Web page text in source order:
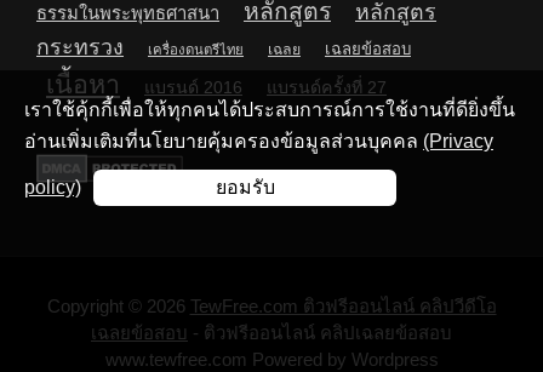
ธรรมในพระพุทธศาสนา
หลักสูตร
หลักสูตร
กระทรวง
เครื่องดนตรีไทย เฉลย เฉลยข้อสอบ
เนื้อหา แบรนด์ 2016 แบรนด์ครั้งที่ 27
เราใช้คุ้กกี้เพื่อให้ทุกคนได้ประสบการณ์การใช้งานที่ดียิ่งขึ้น
อ่านเพิ่มเติมที่นโยบายคุ้มครองข้อมูลส่วนบุคคล (Privacy
policy) ยอมรับ
Copyright © 2026 TewFree.com ติวฟรีออนไลน์ คลิปวีดีโอ
เฉลยข้อสอบ - ติวฟรีออนไลน์ คลิปเฉลยข้อสอบ
www.tewfree.com Powered by Wordpress